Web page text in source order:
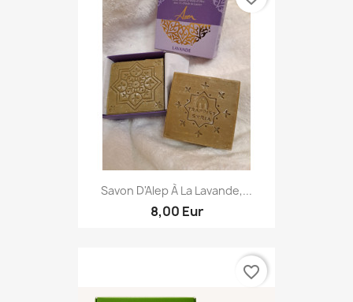
Savon D'Alep À La Lavande,...
8,00 Eur
favorite_border